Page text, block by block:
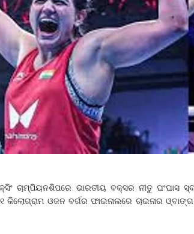
ଚାମ୍ପିୟନଶିପରେ ଭାରତୀୟ ବକ୍ସର ନୀତୁ ଘଂଘାସ
କିଲୋଗ୍ରାମ ଓଜନ ବର୍ଗର ଫାଇନାଲରେ ଚାଇନାର